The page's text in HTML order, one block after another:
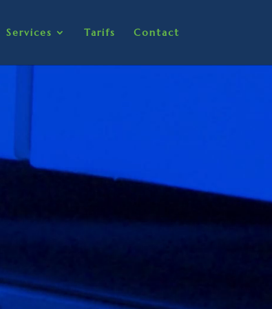
Services Tarifs Contact